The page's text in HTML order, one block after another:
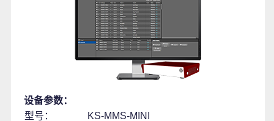
设备参数：
型号：
KS-MMS-MINI